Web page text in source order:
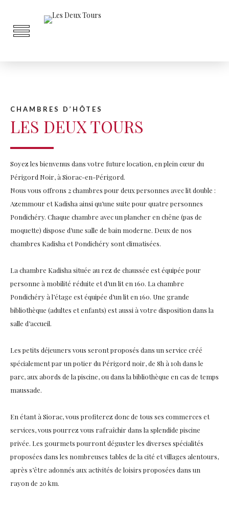
CHAMBRES D’HÔTES
LES DEUX TOURS
Soyez les bienvenus dans votre future location, en plein cœur du
Périgord Noir, à Siorac-en-Périgord.
Nous vous offrons 2 chambres pour deux personnes avec lit double :
Azemmour et Kadisha ainsi qu’une suite pour quatre personnes
Pondichéry. Chaque chambre avec un plancher en chêne (pas de
moquette) dispose d’une salle de bain moderne. Deux de nos
chambres Kadisha et Pondichéry sont climatisées.
La chambre Kadisha située au rez de chaussée est équipée pour
personne à mobilité réduite et d’un lit en 160. La chambre
Pondichéry à l’étage est équipée d’un lit en 160. Une grande
bibliothèque (adultes et enfants) est aussi à votre disposition dans la
salle d’accueil.
Les petits déjeuners vous seront proposés dans un service créé
spécialement par un potier du Périgord noir, de 8h à 10h dans le
parc, aux abords de la piscine, ou dans la bibliothèque en cas de temps
maussade.
En étant à Siorac, vous profiterez donc de tous ses commerces et
services, vous pourrez vous rafraîchir dans la splendide piscine
privée. Les gourmets pourront déguster les diverses spécialités
proposées dans les nombreuses tables de la cité et villages alentours,
après s’être adonnés aux activités de loisirs proposées dans un
rayon de 20 km.